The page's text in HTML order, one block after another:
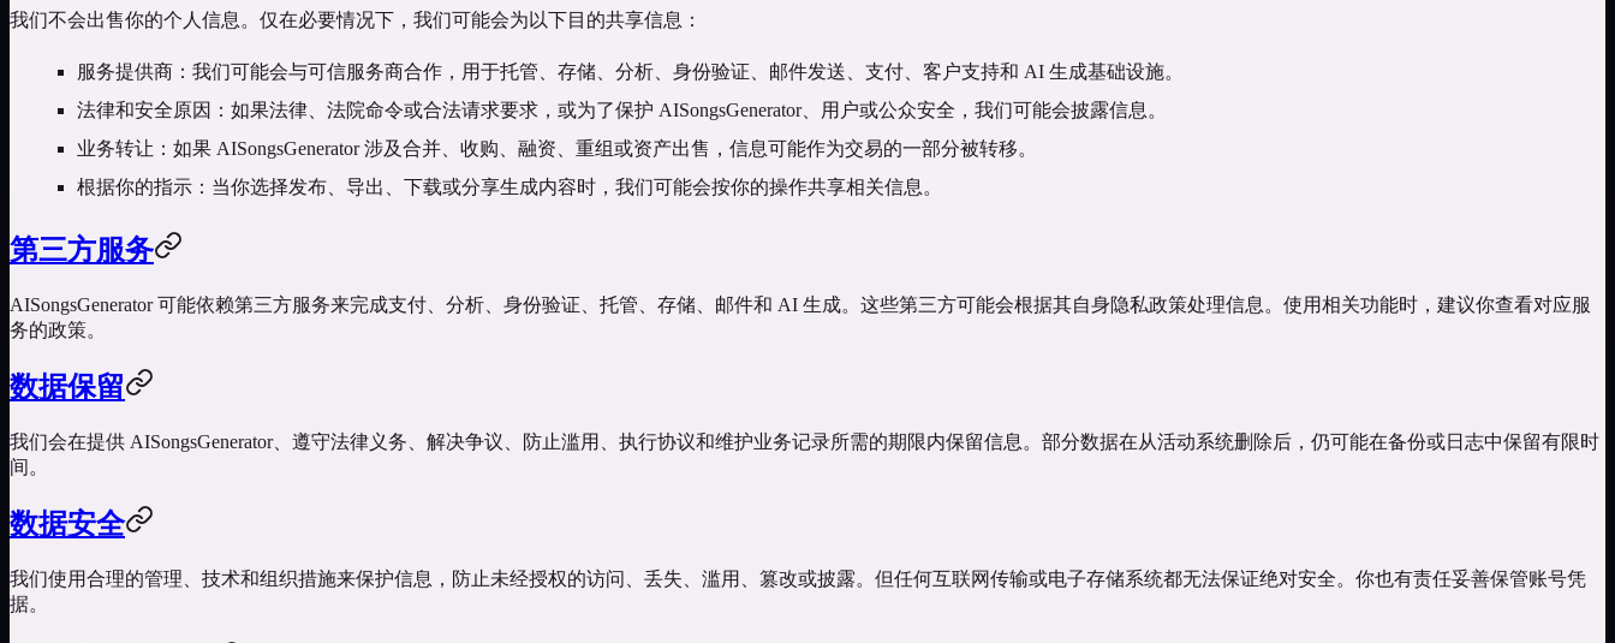
我们不会出售你的个人信息。仅在必要情况下，我们可能会为以下目的共享信息：
服务提供商 ：我们可能会与可信服务商合作，用于托管、存储、分析、身份验证、邮件发送、支付、客户支持和 AI 生成基础设施。
法律和安全原因 ：如果法律、法院命令或合法请求要求，或为了保护 AISongsGenerator、用户或公众安全，我们可能会披露信息。
业务转让 ：如果 AISongsGenerator 涉及合并、收购、融资、重组或资产出售，信息可能作为交易的一部分被转移。
根据你的指示 ：当你选择发布、导出、下载或分享生成内容时，我们可能会按你的操作共享相关信息。
第三方服务
AISongsGenerator 可能依赖第三方服务来完成支付、分析、身份验证、托管、存储、邮件和 AI 生成。这些第三方可能会根据其自身隐私政策处理信息。使用相关功能时，建议你查看对应服
务的政策。
数据保留
我们会在提供 AISongsGenerator、遵守法律义务、解决争议、防止滥用、执行协议和维护业务记录所需的期限内保留信息。部分数据在从活动系统删除后，仍可能在备份或日志中保留有限时
间。
数据安全
我们使用合理的管理、技术和组织措施来保护信息，防止未经授权的访问、丢失、滥用、篡改或披露。但任何互联网传输或电子存储系统都无法保证绝对安全。你也有责任妥善保管账号凭
据。